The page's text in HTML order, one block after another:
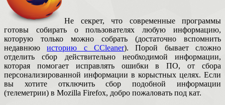
Не секрет, что современные программы
готовы собирать о пользователях любую информацию,
которую только можно собрать (достаточно вспомнить
недавнююисторию с CCleaner). Порой бывает сложно
отделить сбор действительно необходимой информации,
которая помогает исправлять ошибки в ПО, от сбора
персонализированной информации в корыстных целях. Если
вы хотите отключить сбор подобной информации
(телеметрии) в Mozilla Firefox, добро пожаловать под кат.